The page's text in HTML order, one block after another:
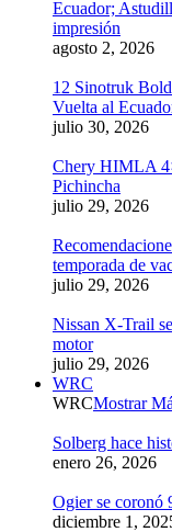
Ecuador;
impresión
agosto 2, 2026
12 Sinotruk
Vuelta al
julio 30, 2026
Chery HIMLA
Pichincha
julio 29, 2026
temporada de
julio 29, 2026
Nissan X-Trail
motor
julio 29, 2026
WRC
WRCMostrar
Solberg hace
enero 26, 2026
Ogier se coronó
diciembre 1,